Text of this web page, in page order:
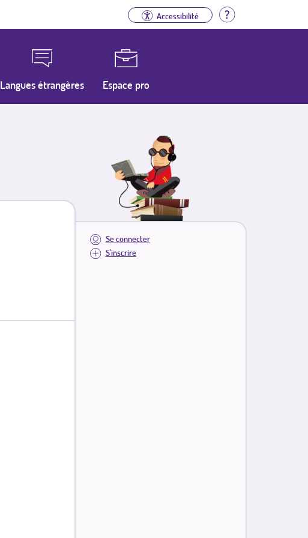
Accessibilité Aide
Langues étrangères Espace pro
Se connecter
S'inscrire